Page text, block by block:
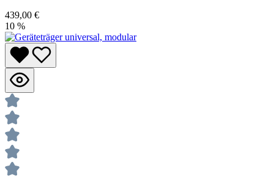
439,00 €
10 %